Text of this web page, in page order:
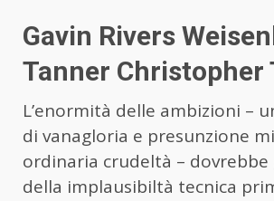
Gavin Rivers
Tanner Christopher
L’enormità delle ambizioni –
di vanagloria e presunzione
ordinaria crudeltà –
della implausibiltà tecnica